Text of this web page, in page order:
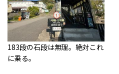
183段の石段は無理。絶対これ
に乗る。